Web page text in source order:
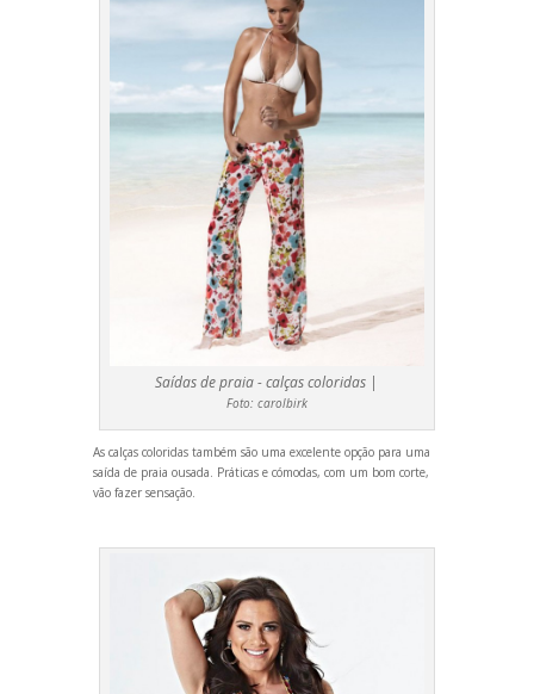
Saídas de praia - calças coloridas |
Foto: carolbirk
As calças coloridas também são uma excelente opção para uma
saída de praia ousada. Práticas e cómodas, com um bom corte,
vão fazer sensação.